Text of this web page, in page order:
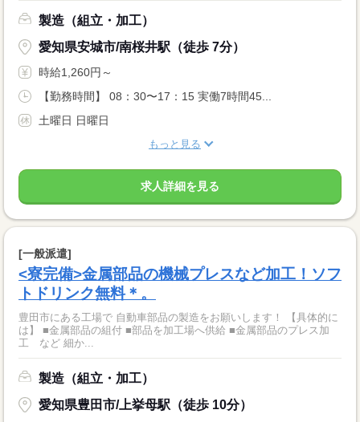
製造（組立・加工）
愛知県安城市/南桜井駅（徒歩 7分）
時給1,260円～
【勤務時間】 08：30〜17：15 実働7時間45...
土曜日 日曜日
もっと見る
求人詳細を見る
[一般派遣]
<寮完備>金属部品の機械プレスなど加工！ソフ
トドリンク無料＊。
豊田市にある工場で 自動車部品の製造をお願いします！ 【具体的に
は】 ■金属部品の組付 ■部品を加工場へ供給 ■金属部品のプレス加
工 など 細か...
製造（組立・加工）
愛知県豊田市/上挙母駅（徒歩 10分）